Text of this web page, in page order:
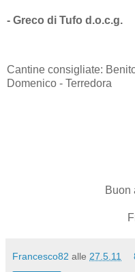
- Greco di Tufo d.o.c.g.
Cantine consigliate:
Domenico - Terredora
Buon
Francesco82 alle 27.5.11